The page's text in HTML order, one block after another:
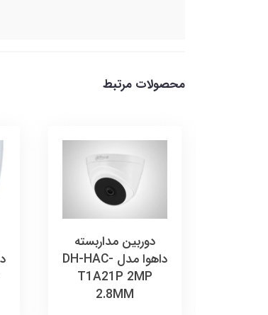
محصولات مرتبط
دوربین مداربسته
داهوا مدل DH-HAC-
T1A21P 2MP
2.8MM